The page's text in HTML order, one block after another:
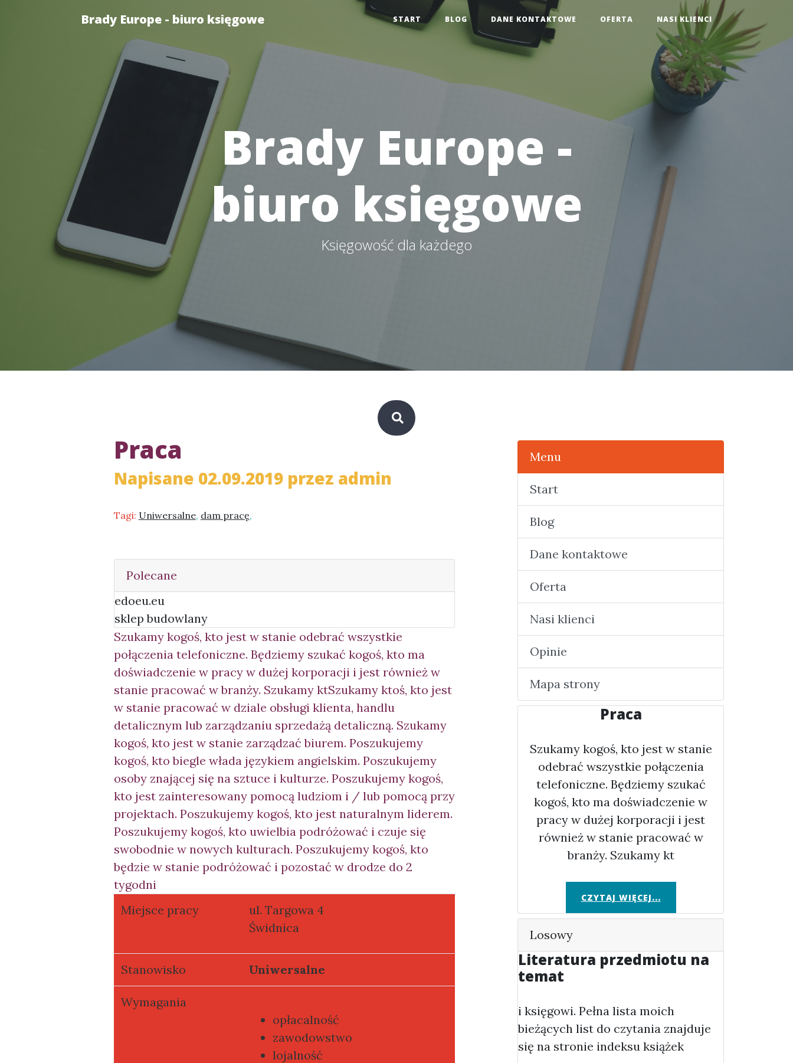
Brady Europe - biuro księgowe START BLOG DANE KONTAKTOWE OFERTA NASI KLIENCI
Brady Europe -
biuro księgowe
Księgowość dla każdego
Praca
Napisane 02.09.2019 przez admin
Tagi: Uniwersalne, dam pracę,
Polecane
edoeu.eu
sklep budowlany
Szukamy kogoś, kto jest w stanie odebrać wszystkie
połączenia telefoniczne. Będziemy szukać kogoś, kto ma
doświadczenie w pracy w dużej korporacji i jest również w
stanie pracować w branży. Szukamy ktSzukamy ktoś, kto jest
w stanie pracować w dziale obsługi klienta, handlu
detalicznym lub zarządzaniu sprzedażą detaliczną. Szukamy
kogoś, kto jest w stanie zarządzać biurem. Poszukujemy
kogoś, kto biegle włada językiem angielskim. Poszukujemy
osoby znającej się na sztuce i kulturze. Poszukujemy kogoś,
kto jest zainteresowany pomocą ludziom i / lub pomocą przy
projektach. Poszukujemy kogoś, kto jest naturalnym liderem.
Poszukujemy kogoś, kto uwielbia podróżować i czuje się
swobodnie w nowych kulturach. Poszukujemy kogoś, kto
będzie w stanie podróżować i pozostać w drodze do 2
tygodni
Miejsce pracy
ul. Targowa 4
Świdnica
Stanowisko Uniwersalne
Wymagania
opłacalność
zawodowstwo
lojalność
Menu
Start
Blog
Dane kontaktowe
Oferta
Nasi klienci
Opinie
Mapa strony
Praca
Szukamy kogoś, kto jest w stanie
odebrać wszystkie połączenia
telefoniczne. Będziemy szukać
kogoś, kto ma doświadczenie w
pracy w dużej korporacji i jest
również w stanie pracować w
branży. Szukamy kt
CZYTAJ WIĘCEJ...
Losowy
Literatura przedmiotu na
temat
i księgowi. Pełna lista moich
bieżących list do czytania znajduje
się na stronie indeksu książek